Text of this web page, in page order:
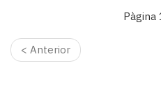
Pàgina
< Anterior